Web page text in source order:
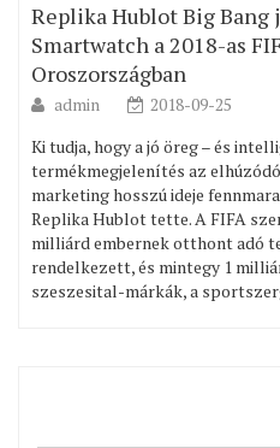
Replika Hublot Big Bang
Smartwatch a 2018-as
Oroszországban
admin
2018-09-25
Ki tudja, hogy a jó öreg – és
termékmegjelenítés az
marketing hosszú ideje
Replika Hublot tette. A FIFA
milliárd embernek otthont adó
rendelkezett, és mintegy 1
szeszesital-márkák, a